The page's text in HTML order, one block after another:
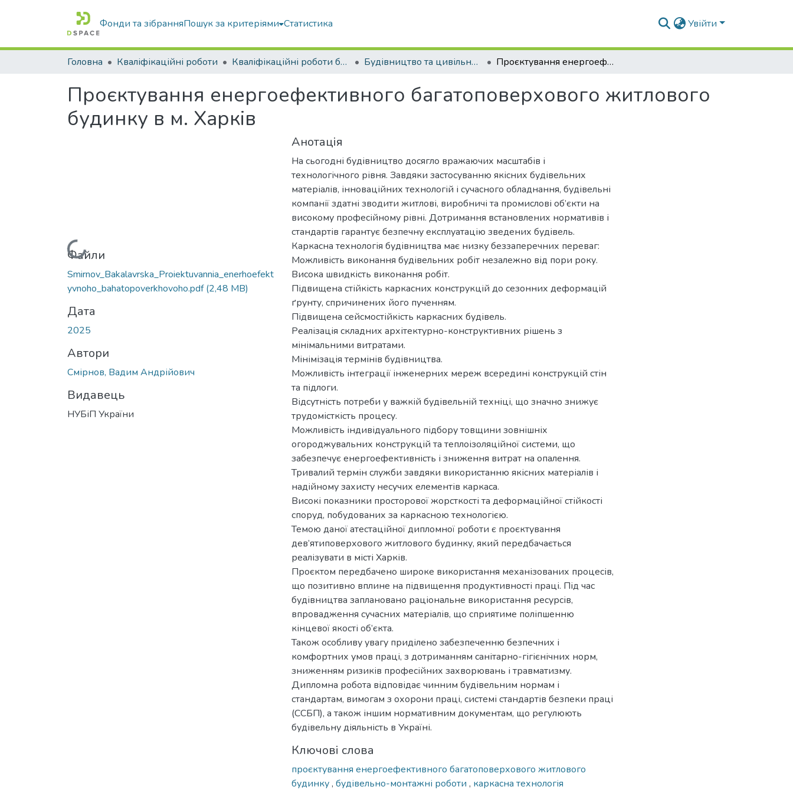
Фонди та зібранняПошук за критеріями Статистика Увійти
Головна Кваліфікаційні роботи Кваліфікаційні роботи бакалаврів Будівництво та цивільна інженерія Проєктування енергоефективного багатоповерхового житлового будинку в м. Харків
Проєктування енергоефективного багатоповерхового житлового
будинку в м. Харків
Вантажиться...
Файли
Smirnov_Bakalavrska_Proiektuvannia_enerhoefekt
yvnoho_bahatopoverkhovoho.pdf(2,48 MB)
Дата
2025
Автори
Смірнов, Вадим Андрійович
Видавець
НУБіП України
Анотація
На сьогодні будівництво досягло вражаючих масштабів і
технологічного рівня. Завдяки застосуванню якісних будівельних
матеріалів, інноваційних технологій і сучасного обладнання, будівельні
компанії здатні зводити житлові, виробничі та промислові об’єкти на
високому професійному рівні. Дотримання встановлених нормативів і
стандартів гарантує безпечну експлуатацію зведених будівель.
Каркасна технологія будівництва має низку беззаперечних переваг:
Можливість виконання будівельних робіт незалежно від пори року.
Висока швидкість виконання робіт.
Підвищена стійкість каркасних конструкцій до сезонних деформацій
ґрунту, спричинених його пученням.
Підвищена сейсмостійкість каркасних будівель.
Реалізація складних архітектурно-конструктивних рішень з
мінімальними витратами.
Мінімізація термінів будівництва.
Можливість інтеграції інженерних мереж всередині конструкцій стін
та підлоги.
Відсутність потреби у важкій будівельній техніці, що значно знижує
трудомісткість процесу.
Можливість індивідуального підбору товщини зовнішніх
огороджувальних конструкцій та теплоізоляційної системи, що
забезпечує енергоефективність і зниження витрат на опалення.
Тривалий термін служби завдяки використанню якісних матеріалів і
надійному захисту несучих елементів каркаса.
Високі показники просторової жорсткості та деформаційної стійкості
споруд, побудованих за каркасною технологією.
Темою даної атестаційної дипломної роботи є проєктування
дев’ятиповерхового житлового будинку, який передбачається
реалізувати в місті Харків.
Проєктом передбачено широке використання механізованих процесів,
що позитивно вплине на підвищення продуктивності праці. Під час
будівництва заплановано раціональне використання ресурсів,
впровадження сучасних матеріалів, що сприятиме поліпшенню
кінцевої якості об’єкта.
Також особливу увагу приділено забезпеченню безпечних і
комфортних умов праці, з дотриманням санітарно-гігієнічних норм,
зниженням ризиків професійних захворювань і травматизму.
Дипломна робота відповідає чинним будівельним нормам і
стандартам, вимогам з охорони праці, системі стандартів безпеки праці
(ССБП), а також іншим нормативним документам, що регулюють
будівельну діяльність в Україні.
Ключові слова
проєктування енергоефективного багатоповерхового житлового
будинку, будівельно-монтажні роботи , каркасна технологія